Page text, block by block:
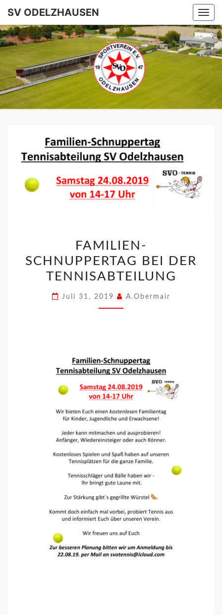
SV ODELZHAUSEN
SV
FAMILIEN-
SCHNUPPERTAG BEI DER
TENNISABTEILUNG
Juli 31, 2019 A.Obermair